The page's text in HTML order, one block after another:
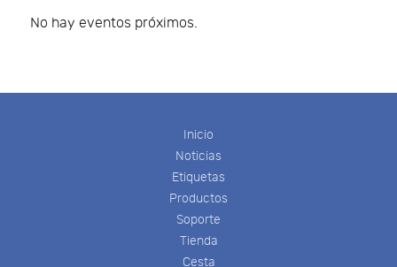
No hay eventos próximos.
Inicio
Noticias
Etiquetas
Productos
Soporte
Tienda
Cesta